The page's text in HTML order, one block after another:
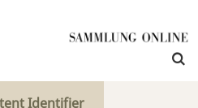
Identifier